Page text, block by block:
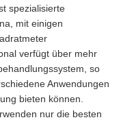
spezialisierte
mit einigen
verfügt über mehr
so
Anwendungen
bieten können.
nur die besten